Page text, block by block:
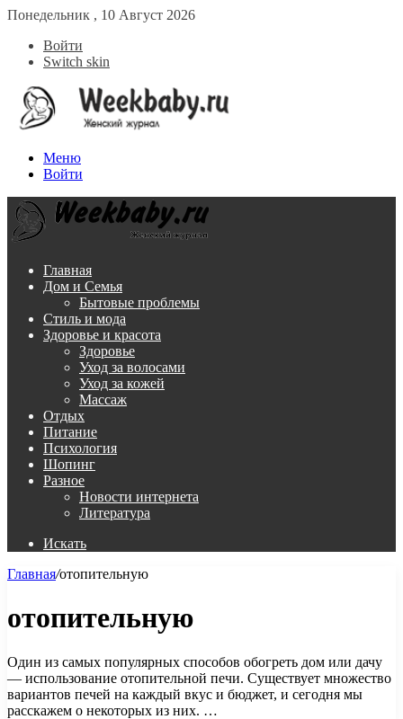
Понедельник , 10 Август 2026
Войти
Switch skin
Меню
Войти
Главная
Дом и Семья
Бытовые проблемы
Стиль и мода
Здоровье и красота
Здоровье
Уход за волосами
Уход за кожей
Массаж
Отдых
Питание
Психология
Шопинг
Разное
Новости интернета
Литература
Искать
Главная/отопительную
отопительную
Один из самых популярных способов обогреть дом или дачу
— использование отопительной печи. Существует множество
вариантов печей на каждый вкус и бюджет, и сегодня мы
расскажем о некоторых из них. …